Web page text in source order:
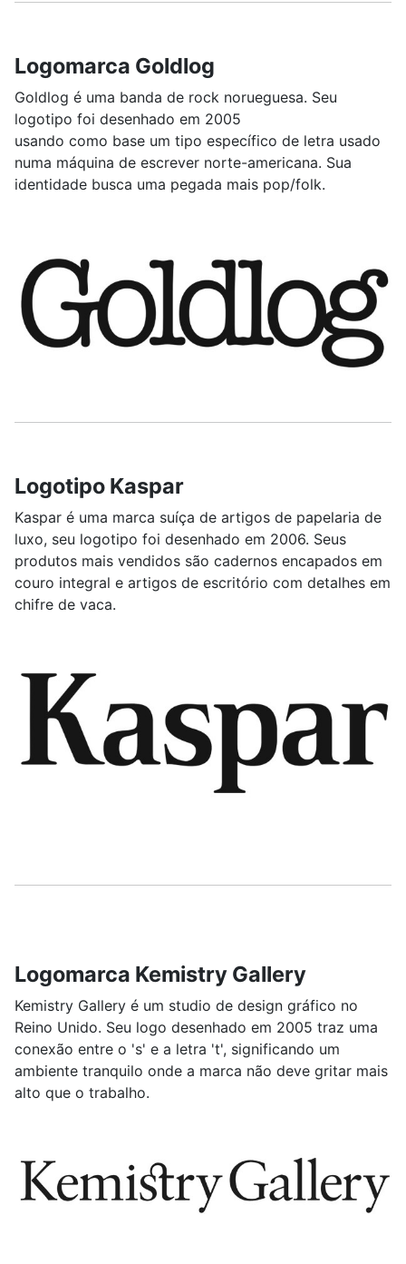
Logomarca Goldlog
Goldlog é uma banda de rock norueguesa. Seu
logotipo foi desenhado em 2005
usando como base um tipo específico de letra usado
numa máquina de escrever norte-americana. Sua
identidade busca uma pegada mais pop/folk.
Logotipo Kaspar
Kaspar é uma marca suíça de artigos de papelaria de
luxo, seu logotipo foi desenhado em 2006. Seus
produtos mais vendidos são cadernos encapados em
couro integral e artigos de escritório com detalhes em
chifre de vaca.
Logomarca Kemistry Gallery
Kemistry Gallery é um studio de design gráfico no
Reino Unido. Seu logo desenhado em 2005 traz uma
conexão entre o 's' e a letra 't', significando um
ambiente tranquilo onde a marca não deve gritar mais
alto que o trabalho.